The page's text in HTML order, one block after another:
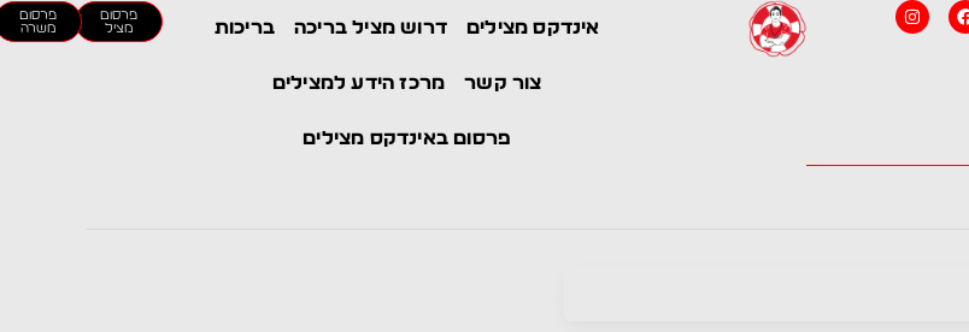
כל המצילים במקום אחד – לך נשאר
Facebook
Instagram
אינדקס מצילים דרוש מציל בריכה בריכות
צור קשר מרכז הידע למצילים
פרסום באינדקס מצילים
פרסום
מציל
פרסום
משרה